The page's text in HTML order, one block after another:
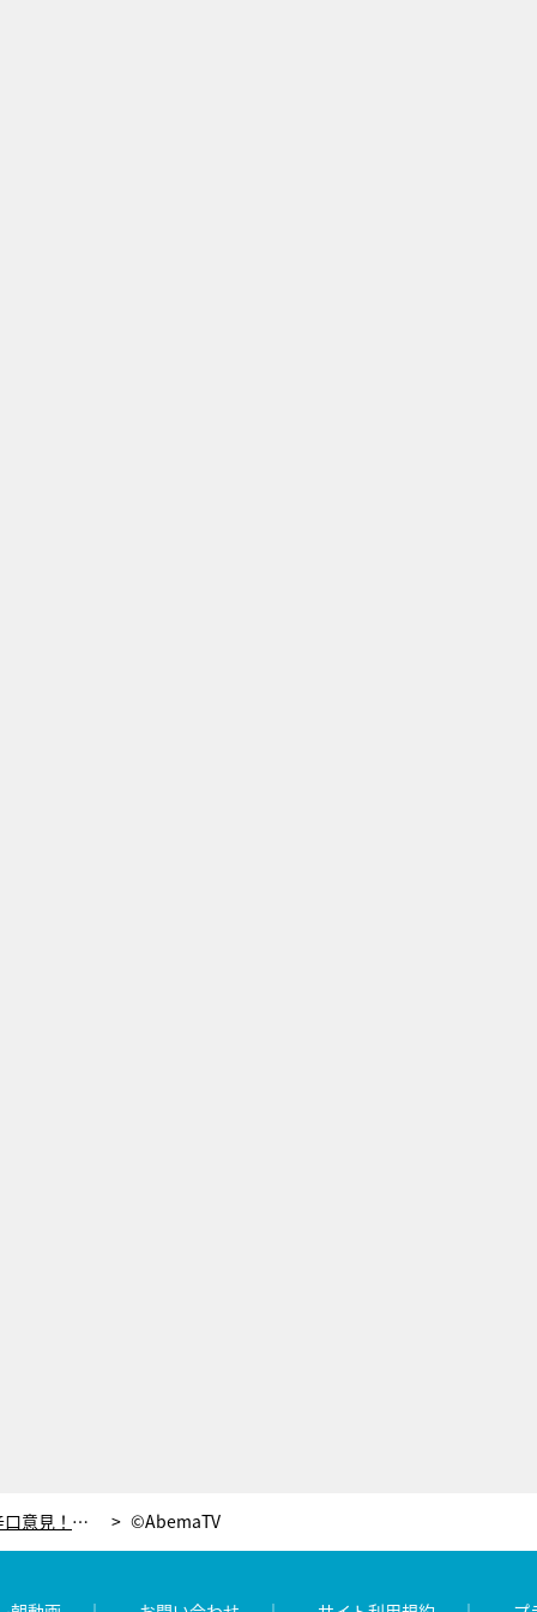
青山テルマ、「やり方がブス」と辛口意見！年下王子がオトナ女子にとった大胆な行動 ©AbemaTV